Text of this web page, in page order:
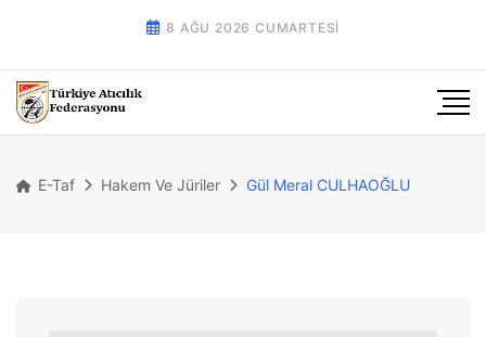
8 AĞU 2026 CUMARTESI
E-Taf Hakem Ve Jüriler Gül Meral CULHAOĞLU